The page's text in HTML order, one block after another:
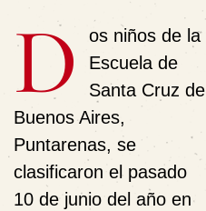
D
os niños de la
Escuela de
Santa Cruz de
Buenos Aires,
Puntarenas, se
clasificaron el pasado
10 de junio del año en